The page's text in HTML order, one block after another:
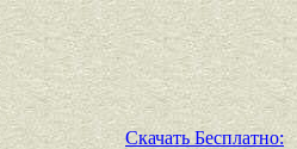
Скачать Бесплатно: